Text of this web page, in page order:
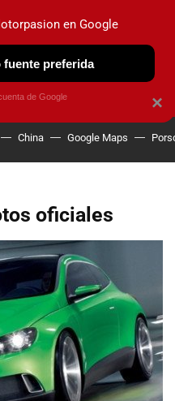
OBSERVATORIO
China Google Maps
oficiales
×
en Google
fuente preferida
de Google